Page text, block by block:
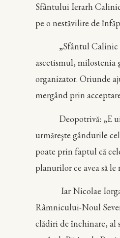
Sfântului Ierarh
pe o nestăvilire de
„Sfântul Calinic e
ascetismul, milostenia
organizator. Oriunde
mergând prin
Deopotrivă: „E
urmăreşte gândurile
poate prin faptul că
planurilor ce avea să
Iar Nicolae
Râmnicului-Noul
clădiri de închinare,